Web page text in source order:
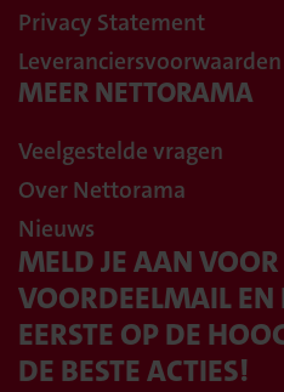
Privacy Statement
Leveranciersvoorwaarden
MEER NETTORAMA
Veelgestelde vragen
Over Nettorama
Nieuws
MELD JE AAN
VOORDEELMAIL EN
EERSTE OP DE
DE BESTE ACTIES!